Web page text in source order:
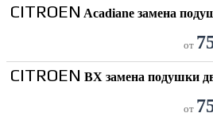
CITROEN Acadiane замена
от
CITROEN BX замена подушки
от